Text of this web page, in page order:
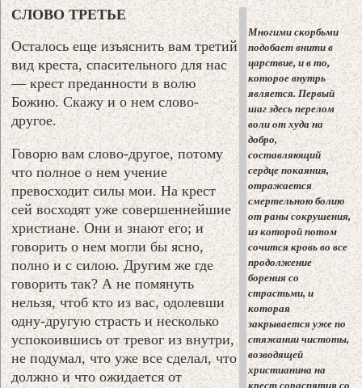
СЛОВО ТРЕТЬЕ
Многими скорбьми
подобает внити в
царствие, и в то,
которое внутрь
является. Первый
шаг здесь перелом
воли от худа на
добро,
составляющий
сердце покаяния,
отражается
смертельною болию
от раны сокрушения,
из которой потом
сочится кровь во все
продолжение
борения со
страстьми, и
которая
закрывается уже по
стяжании чистоты,
возводящей
христианина на
крест сораспятия со
Осталось еще изъяснить вам третий
вид креста, спасительного для нас
— крест преданности в волю
Божию. Скажу и о нем слово-
другое.
Говорю вам слово-другое, потому
что полное о нем учение
превосходит силы мои. На крест
сей восходят уже совершеннейшие
христиане. Они и знают его; и
говорить о нем могли бы ясно,
полно и с силою. Другим же где
говорить так? А не помянуть
нельзя, чтоб кто из вас, одолевши
одну-другую страсть и несколько
успокоившись от тревог из внутри,
не подумал, что уже все сделал, что
должно и что ожидается от